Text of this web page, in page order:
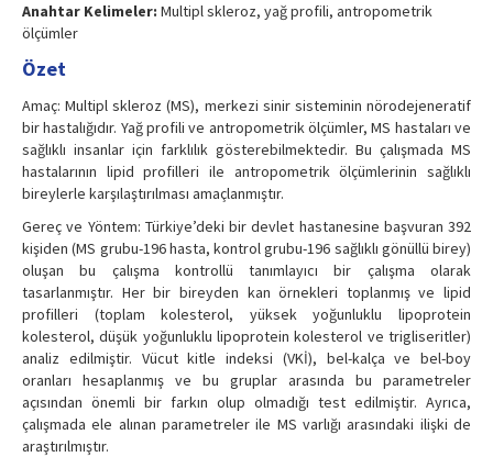
Anahtar Kelimeler: Multipl skleroz, yağ profili, antropometrik
ölçümler
Özet
Amaç: Multipl skleroz (MS), merkezi sinir sisteminin nörodejeneratif
bir hastalığıdır. Yağ profili ve antropometrik ölçümler, MS hastaları ve
sağlıklı insanlar için farklılık gösterebilmektedir. Bu çalışmada MS
hastalarının lipid profilleri ile antropometrik ölçümlerinin sağlıklı
bireylerle karşılaştırılması amaçlanmıştır.
Gereç ve Yöntem: Türkiye’deki bir devlet hastanesine başvuran 392
kişiden (MS grubu-196 hasta, kontrol grubu-196 sağlıklı gönüllü birey)
oluşan bu çalışma kontrollü tanımlayıcı bir çalışma olarak
tasarlanmıştır. Her bir bireyden kan örnekleri toplanmış ve lipid
profilleri (toplam kolesterol, yüksek yoğunluklu lipoprotein
kolesterol, düşük yoğunluklu lipoprotein kolesterol ve trigliseritler)
analiz edilmiştir. Vücut kitle indeksi (VKİ), bel-kalça ve bel-boy
oranları hesaplanmış ve bu gruplar arasında bu parametreler
açısından önemli bir farkın olup olmadığı test edilmiştir. Ayrıca,
çalışmada ele alınan parametreler ile MS varlığı arasındaki ilişki de
araştırılmıştır.